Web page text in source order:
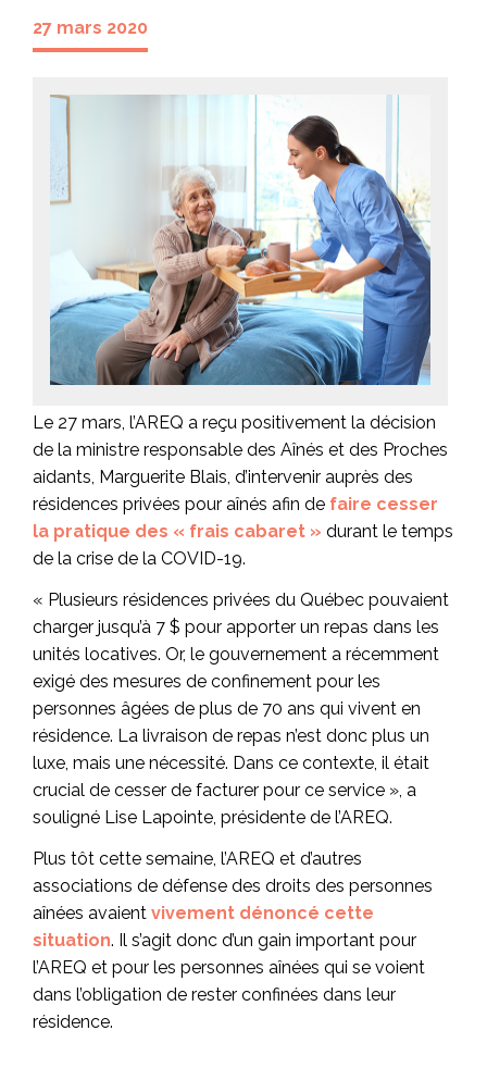
27 mars 2020
Le 27 mars, l’AREQ a reçu positivement la décision
de la ministre responsable des Aînés et des Proches
aidants, Marguerite Blais, d’intervenir auprès des
résidences privées pour aînés afin de faire cesser
la pratique des « frais cabaret » durant le temps
de la crise de la COVID-19.
« Plusieurs résidences privées du Québec pouvaient
charger jusqu’à 7 $ pour apporter un repas dans les
unités locatives. Or, le gouvernement a récemment
exigé des mesures de confinement pour les
personnes âgées de plus de 70 ans qui vivent en
résidence. La livraison de repas n’est donc plus un
luxe, mais une nécessité. Dans ce contexte, il était
crucial de cesser de facturer pour ce service », a
souligné Lise Lapointe, présidente de l’AREQ.
Plus tôt cette semaine, l’AREQ et d’autres
associations de défense des droits des personnes
aînées avaient vivement dénoncé cette
situation. Il s’agit donc d’un gain important pour
l’AREQ et pour les personnes aînées qui se voient
dans l’obligation de rester confinées dans leur
résidence.